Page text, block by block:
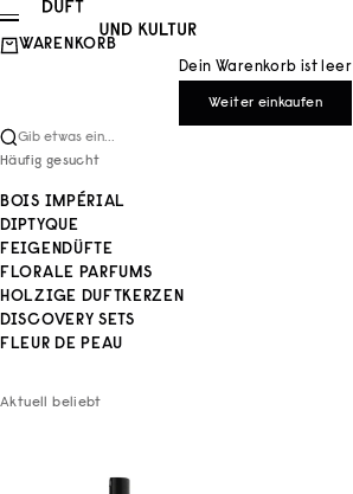
Zum Inhalt springen
Duft und Kultur
Menü
WARENKORB
Dein Warenkorb ist leer
Weiter einkaufen
Gib etwas ein...
Häufig gesucht
BOIS IMPÉRIAL
DIPTYQUE
FEIGENDÜFTE
FLORALE PARFUMS
HOLZIGE DUFTKERZEN
DISCOVERY SETS
FLEUR DE PEAU
Aktuell beliebt